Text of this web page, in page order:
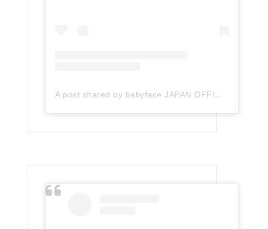
A post shared by babyface JAPAN OFFICIAL (@babyface_japan)